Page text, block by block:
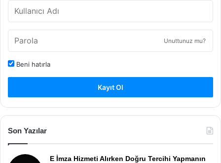
Unuttunuz mu?
Beni hatırla
Kayıt Ol
Son Yazılar
E İmza Hizmeti Alırken Doğru Tercihi Yapmanın